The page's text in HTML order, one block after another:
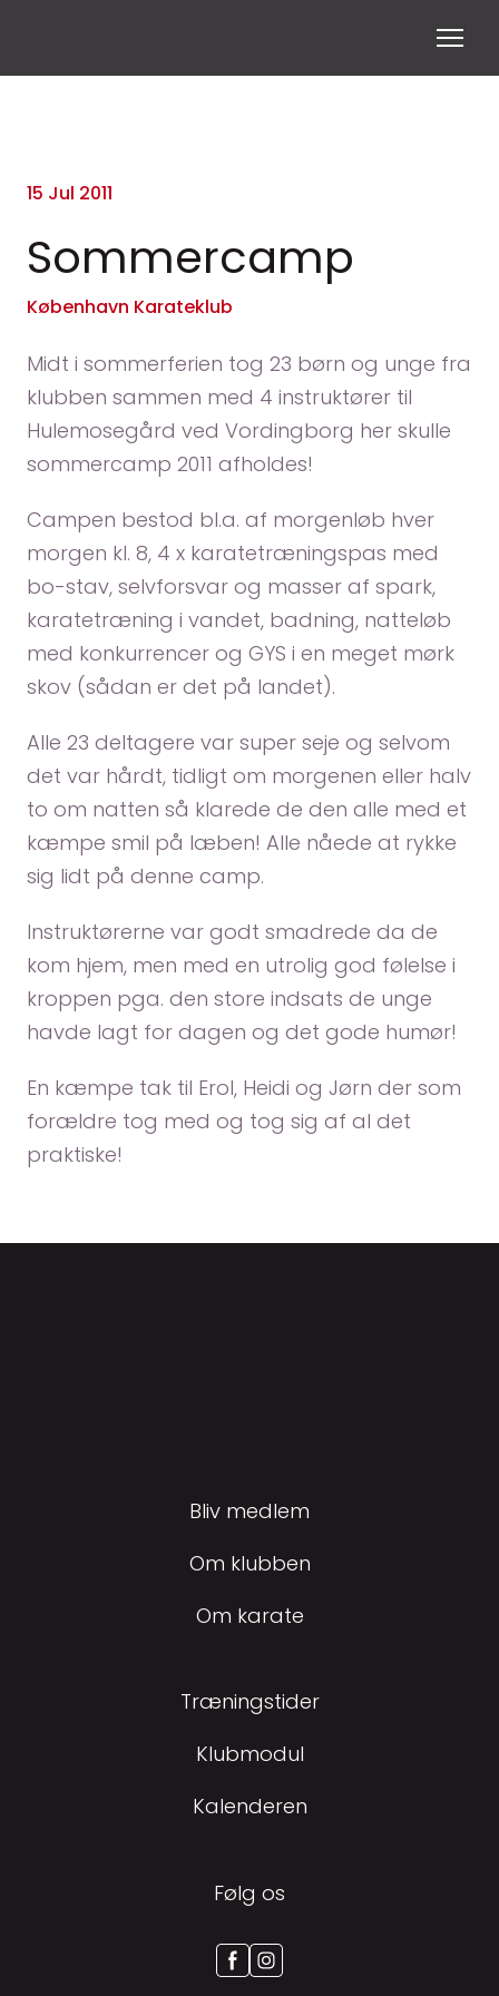
15 Jul 2011
Sommercamp
København Karateklub
Midt i sommerferien tog 23 børn og unge fra
klubben sammen med 4 instruktører til
Hulemosegård ved Vordingborg her skulle
sommercamp 2011 afholdes!
Campen bestod bl.a. af morgenløb hver
morgen kl. 8, 4 x karatetræningspas med
bo-stav, selvforsvar og masser af spark,
karatetræning i vandet, badning, natteløb
med konkurrencer og GYS i en meget mørk
skov (sådan er det på landet).
Alle 23 deltagere var super seje og selvom
det var hårdt, tidligt om morgenen eller halv
to om natten så klarede de den alle med et
kæmpe smil på læben! Alle nåede at rykke
sig lidt på denne camp.
Instruktørerne var godt smadrede da de
kom hjem, men med en utrolig god følelse i
kroppen pga. den store indsats de unge
havde lagt for dagen og det gode humør!
En kæmpe tak til Erol, Heidi og Jørn der som
forældre tog med og tog sig af al det
praktiske!
Bliv medlem
Om klubben
Om karate
Træningstider
Klubmodul
Kalenderen
Følg os